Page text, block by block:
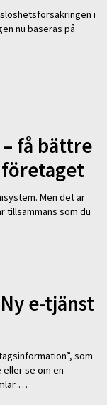
i
nu baseras på
få bättre
Men det är
tillsammans som du
e-tjänst
som
se om en
…